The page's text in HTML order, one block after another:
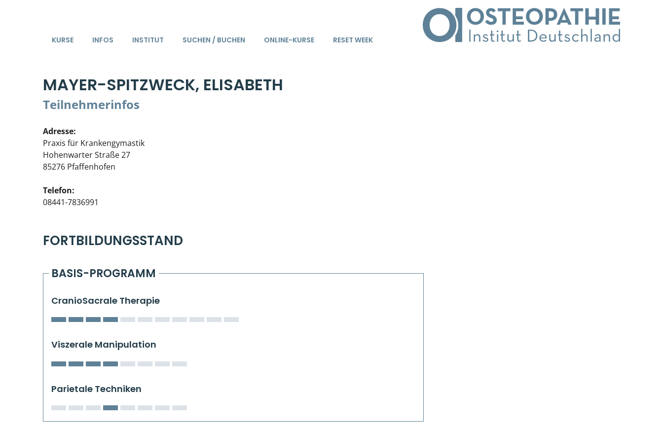
KURSE INFOS INSTITUT SUCHEN / BUCHEN ONLINE-KURSE RESET WEEK
MAYER-SPITZWECK, ELISABETH
Teilnehmerinfos
Adresse:
Praxis für Krankengymastik
Hohenwarter Straße 27
85276 Pfaffenhofen
Telefon:
08441-7836991
FORTBILDUNGSSTAND
BASIS-PROGRAMM
CranioSacrale Therapie
Viszerale Manipulation
Parietale Techniken